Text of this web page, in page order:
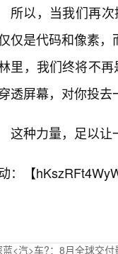
所以，当我们再
仅是代码和像素，
里，我们终将不
透屏幕，对你投
这种力量，足以让
：【
蓝<汽>车?：8月全球交